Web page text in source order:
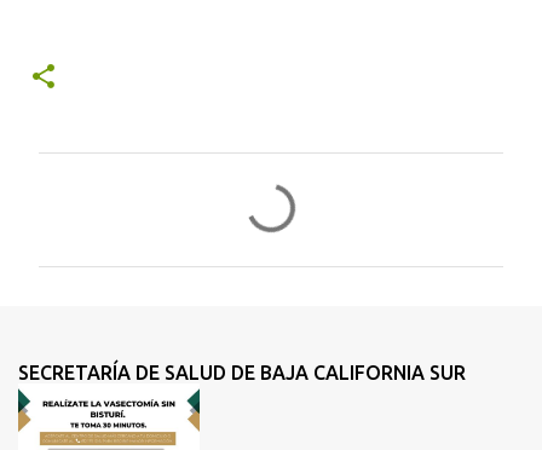
t
r
SECRETARÍA DE SALUD DE BAJA CALIFORNIA SUR